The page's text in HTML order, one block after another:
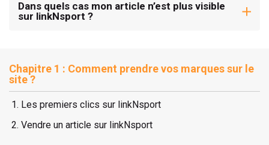
Chapitre 1 : Comment prendre vos marques sur le
site ?
Les premiers clics sur linkNsport
Vendre un article sur linkNsport
Dans quels cas mon article n’est plus visible
sur linkNsport ?